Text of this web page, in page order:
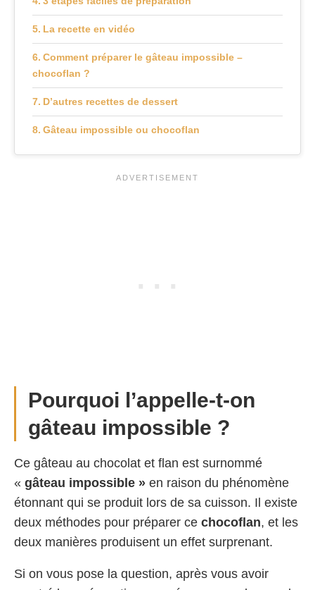
La recette en vidéo
Comment préparer le gâteau impossible –
chocoflan ?
D’autres recettes de dessert
Gâteau impossible ou chocoflan
Pourquoi l’appelle-t-on
gâteau impossible ?
Ce gâteau au chocolat et flan est surnommé
« gâteau impossible » en raison du phénomène
étonnant qui se produit lors de sa cuisson. Il existe
deux méthodes pour préparer ce chocoflan, et les
deux manières produisent un effet surprenant.
Si on vous pose la question, après vous avoir